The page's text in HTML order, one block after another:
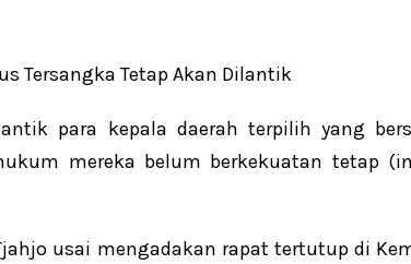
para kepala daerah terpilih yang
mereka belum berkekuatan tetap
usai mengadakan rapat tertutup di